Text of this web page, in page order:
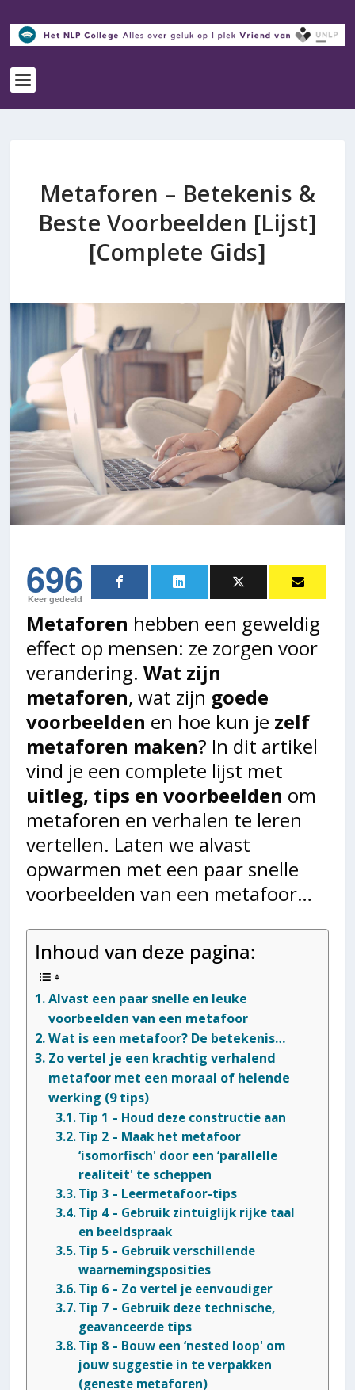
Metaforen – Betekenis &
Beste Voorbeelden [Lijst]
[Complete Gids]
696
Keer gedeeld
Metaforen hebben een geweldig
effect op mensen: ze zorgen voor
verandering.Wat zijn
metaforen, wat zijn goede
voorbeelden en hoe kun je zelf
metaforen maken? In dit artikel
vind je een complete lijst met
uitleg, tips en voorbeelden om
metaforen en verhalen te leren
vertellen. Laten we alvast
opwarmen met een paar snelle
voorbeelden van een metafoor…
Inhoud van deze pagina:
Alvast een paar snelle en leuke
voorbeelden van een metafoor
Wat is een metafoor? De betekenis…
Zo vertel je een krachtig verhalend
metafoor met een moraal of helende
werking (9 tips)
Tip 1 – Houd deze constructie aan
Tip 2 – Maak het metafoor
‘isomorfisch' door een ‘parallelle
realiteit' te scheppen
Tip 3 – Leermetafoor-tips
Tip 4 – Gebruik zintuiglijk rijke taal
en beeldspraak
Tip 5 – Gebruik verschillende
waarnemingsposities
Tip 6 – Zo vertel je eenvoudiger
Tip 7 – Gebruik deze technische,
geavanceerde tips
Tip 8 – Bouw een ‘nested loop' om
jouw suggestie in te verpakken
(geneste metaforen)